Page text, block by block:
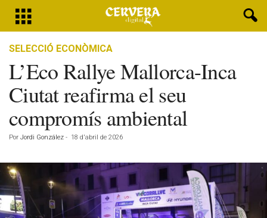
SELECCIÓ ECONÒMICA
L’Eco Rallye Mallorca-Inca
Ciutat reafirma el seu
compromís ambiental
Por Jordi González - 18 d'abril de 2026